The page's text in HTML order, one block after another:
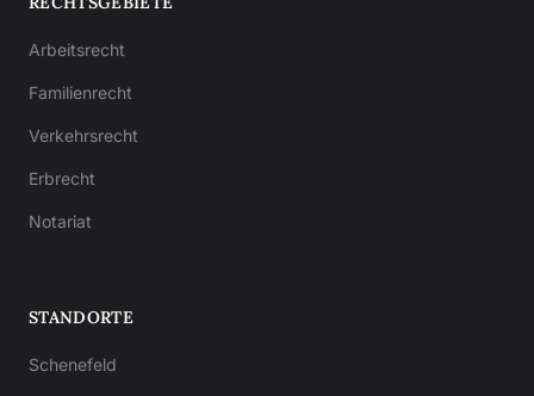
Arbeitsrecht
Familienrecht
Verkehrsrecht
Erbrecht
Notariat
STANDORTE
Schenefeld